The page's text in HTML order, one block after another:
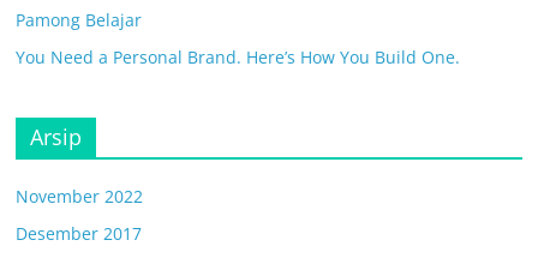
Pamong Belajar
You Need a Personal Brand. Here’s How You Build One.
Arsip
November 2022
Desember 2017